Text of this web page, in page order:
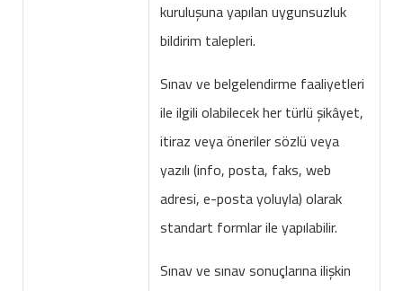
kuruluşuna yapılan uygunsuzluk
bildirim talepleri.
Sınav ve belgelendirme faaliyetleri
ile ilgili olabilecek her türlü şikâyet,
itiraz veya öneriler sözlü veya
yazılı (info, posta, faks, web
adresi, e-posta yoluyla) olarak
standart formlar ile yapılabilir.
Sınav ve sınav sonuçlarına ilişkin